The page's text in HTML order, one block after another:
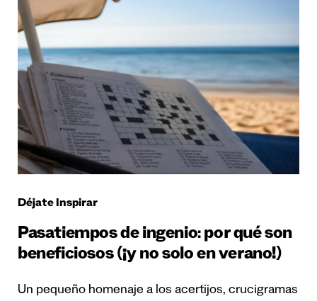
Déjate Inspirar
Pasatiempos de ingenio: por qué son
beneficiosos (¡y no solo en verano!)
Un pequeño homenaje a los acertijos, crucigramas